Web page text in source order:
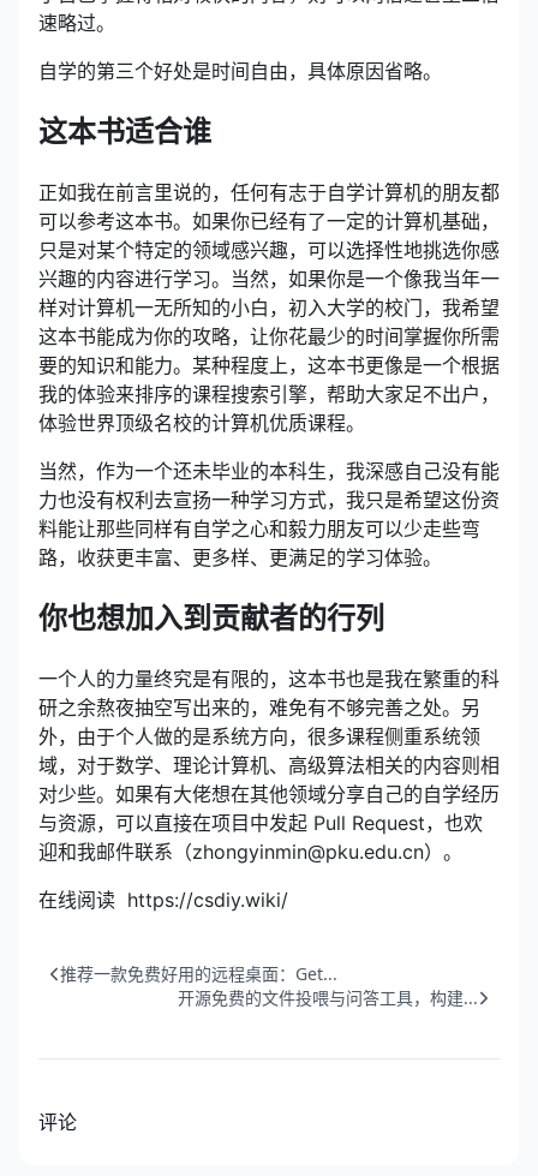
速略过。
自学的第三个好处是时间自由，具体原因省略。
这本书适合谁
正如我在前言里说的，任何有志于自学计算机的朋友都
可以参考这本书。如果你已经有了一定的计算机基础，
只是对某个特定的领域感兴趣，可以选择性地挑选你感
兴趣的内容进行学习。当然，如果你是一个像我当年一
样对计算机一无所知的小白，初入大学的校门，我希望
这本书能成为你的攻略，让你花最少的时间掌握你所需
要的知识和能力。某种程度上，这本书更像是一个根据
我的体验来排序的课程搜索引擎，帮助大家足不出户，
体验世界顶级名校的计算机优质课程。
当然，作为一个还未毕业的本科生，我深感自己没有能
力也没有权利去宣扬一种学习方式，我只是希望这份资
料能让那些同样有自学之心和毅力朋友可以少走些弯
路，收获更丰富、更多样、更满足的学习体验。
你也想加入到贡献者的行列
一个人的力量终究是有限的，这本书也是我在繁重的科
研之余熬夜抽空写出来的，难免有不够完善之处。另
外，由于个人做的是系统方向，很多课程侧重系统领
域，对于数学、理论计算机、高级算法相关的内容则相
对少些。如果有大佬想在其他领域分享自己的自学经历
与资源，可以直接在项目中发起 Pull Request，也欢
迎和我邮件联系（zhongyinmin@pku.edu.cn）。
在线阅读 https://csdiy.wiki/
推荐一款免费好用的远程桌面：Get...
开源免费的文件投喂与问答工具，构建...
评论